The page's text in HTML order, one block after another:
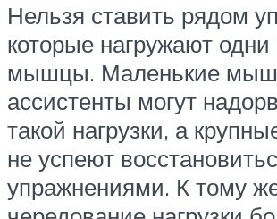
Нельзя ставить рядом
которые нагружают
мышцы. Маленькие
ассистенты могут
такой нагрузки, а
не успеют
упражнениями. К тому